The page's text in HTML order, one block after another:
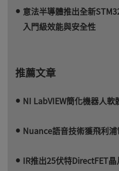
意法半導體推出全新
入門級效能與安全性
推薦文章
NI LabVIEW簡化機器人
Nuance語音技術獲飛利
IR推出25伏特DirectFET晶